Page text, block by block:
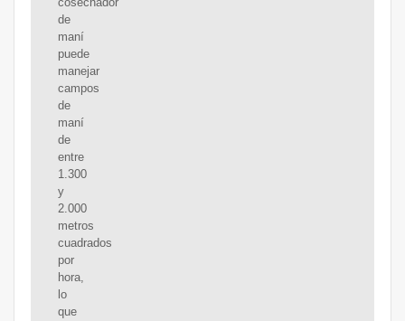
de
maní
puede
manejar
campos
de
maní
de
entre
1.300
y
2.000
metros
cuadrados
por
hora,
lo
que